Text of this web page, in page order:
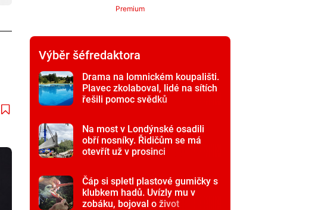
Premium
Výběr šéfredaktora
Drama na lomnickém koupališti.
Plavec zkolaboval, lidé na sítích
řešili pomoc svědků
Na most v Londýnské osadili
obří nosníky. Řidičům se má
otevřít už v prosinci
Čáp si spletl plastové gumičky s
klubkem hadů. Uvízly mu v
zobáku, bojoval o život